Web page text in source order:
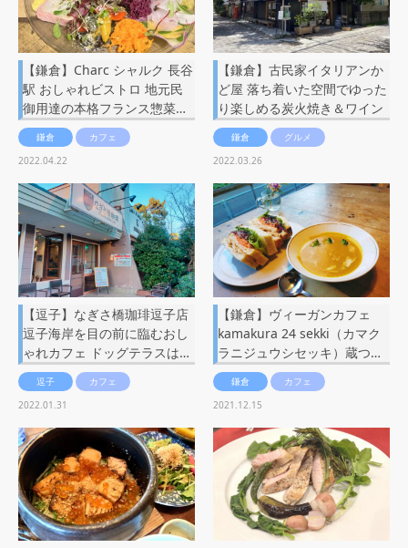
【鎌倉】Charc シャルク 長谷
駅 おしゃれビストロ 地元民
御用達の本格フランス惣菜…
鎌倉
カフェ
2022.04.22
【鎌倉】古民家イタリアンか
ど屋 落ち着いた空間でゆった
り楽しめる炭火焼き＆ワイン
鎌倉
グルメ
2022.03.26
【逗子】なぎさ橋珈琲逗子店
逗子海岸を目の前に臨むおし
ゃれカフェ ドッグテラスは…
逗子
カフェ
2022.01.31
【鎌倉】ヴィーガンカフェ
kamakura 24 sekki（カマク
ラニジュウシセッキ）蔵つ…
鎌倉
カフェ
2021.12.15